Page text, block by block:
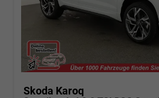
Skoda Karoq